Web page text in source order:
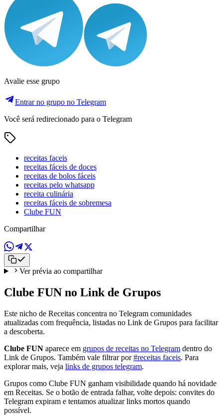
Avalie esse grupo
Entrar no grupo no Telegram
Você será redirecionado para o Telegram
receitas faceis
receitas fáceis de doces
receitas de bolos fáceis
receitas pelo whatsapp
receita culinária
receitas fáceis de sobremesa
Clube FUN
Compartilhar
Ver prévia ao compartilhar
Clube FUN no Link de Grupos
Este nicho de Receitas concentra no Telegram comunidades
atualizadas com frequência, listadas no Link de Grupos para facilitar
a descoberta.
Clube FUN aparece em grupos de receitas no Telegram dentro do
Link de Grupos. Também vale filtrar por#receitas faceis. Para
explorar mais, veja links de grupos telegram.
Grupos como Clube FUN ganham visibilidade quando há novidade
em Receitas. Se o botão de entrada falhar, volte depois: convites do
Telegram expiram e tentamos atualizar links mortos quando
possível.